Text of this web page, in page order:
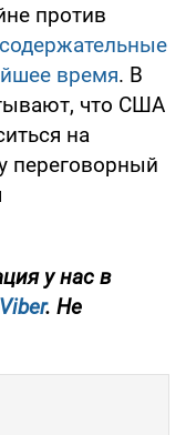
против
время. В
что США
на
переговорный
у нас в
Viber. Не